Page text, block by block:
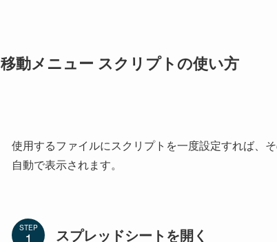
移動メニュー スクリプトの使い方
使用するファイルにスクリプトを一度設定すれば、
自動で表示されます。
STEP スプレッドシートを開く